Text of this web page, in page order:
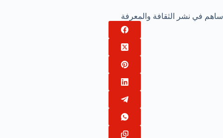
ساهم في نشر الثقافة والمعرفة